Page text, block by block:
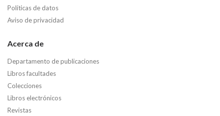
Políticas de datos
Aviso de privacidad
Acerca de
Departamento de publicaciones
Libros facultades
Colecciones
Libros electrónicos
Revistas